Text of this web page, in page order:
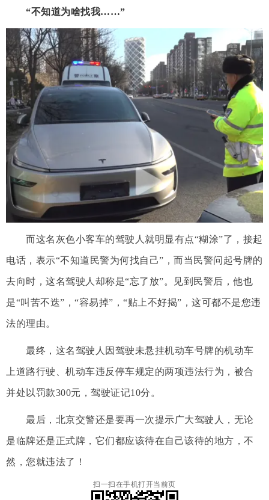
“不知道为啥找我……”
而这名灰色小客车的驾驶人就明显有点“糊涂”了，接起
电话，表示“不知道民警为何找自己”，而当民警问起号牌的
去向时，这名驾驶人却称是“忘了放”。见到民警后，他也
是“叫苦不迭”，“容易掉”，“贴上不好揭”，这可都不是您违
法的理由。
最终，这名驾驶人因驾驶未悬挂机动车号牌的机动车
上道路行驶、机动车违反停车规定的两项违法行为，被合
并处以罚款300元，驾驶证记10分。
最后，北京交警还是要再一次提示广大驾驶人，无论
是临牌还是正式牌，它们都应该待在自己该待的地方，不
然，您就违法了！
扫一扫在手机打开当前页